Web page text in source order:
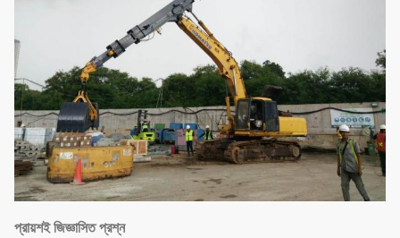
প্রায়শই জিজ্ঞাসিত প্রশ্ন